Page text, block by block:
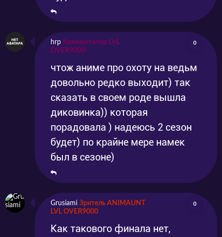
hrp Комментатор LVL
OVER9000
0
чтож аниме про охоту на ведьм
довольно редко выходит) так
сказать в своем роде вышла
диковинка)) которая
порадовала ) надеюсь 2 сезон
будет) по крайне мере намек
был в сезоне)
Grusiami Зритель ANIMAUNT
LVL OVER9000
0
Как такового финала нет,